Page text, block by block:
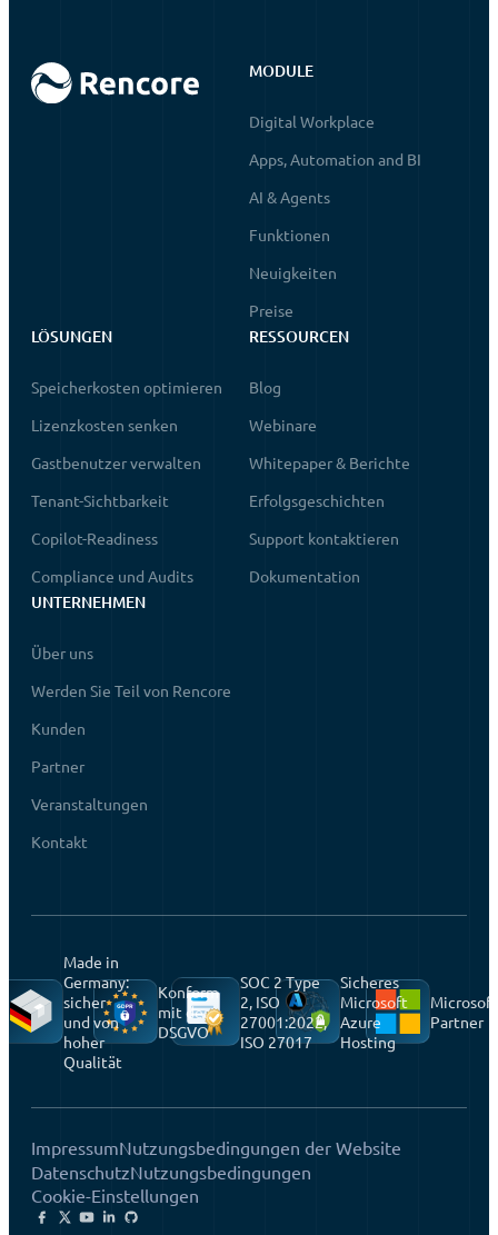
MODULE
Digital Workplace
Apps, Automation and BI
AI & Agents
Funktionen
Neuigkeiten
Preise
LÖSUNGEN
Speicherkosten optimieren
Lizenzkosten senken
Gastbenutzer verwalten
Tenant-Sichtbarkeit
Copilot-Readiness
Compliance und Audits
RESSOURCEN
Blog
Webinare
Whitepaper & Berichte
Erfolgsgeschichten
Support kontaktieren
Dokumentation
UNTERNEHMEN
Über uns
Werden Sie Teil von Rencore
Kunden
Partner
Veranstaltungen
Kontakt
Made in
Germany:
sicher
und von
hoher
Qualität
Konform
mit der
DSGVO
SOC 2 Type
2, ISO
27001:2022,
ISO 27017
Sicheres
Microsoft
Azure
Hosting
Partner
ImpressumNutzungsbedingungen der Website
DatenschutzNutzungsbedingungen
Cookie-Einstellungen